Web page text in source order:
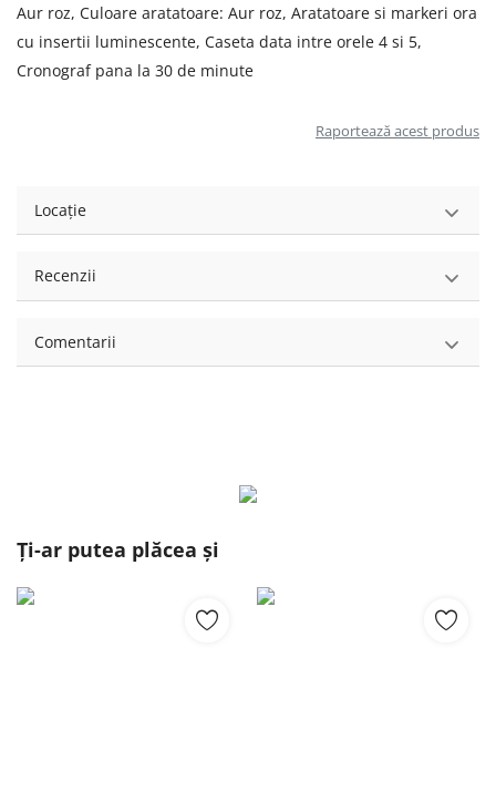
Aur roz, Culoare aratatoare: Aur roz, Aratatoare si markeri ora
cu insertii luminescente, Caseta data intre orele 4 si 5,
Cronograf pana la 30 de minute
Raportează acest produs
Locație
Recenzii
Comentarii
Ți-ar putea plăcea și